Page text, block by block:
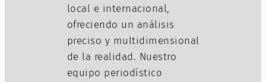
local e internacional,
ofreciendo un análisis
preciso y multidimensional
de la realidad. Nuestro
equipo periodístico